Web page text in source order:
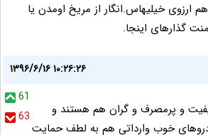
ارزوی خیلیهاس.انگار از مریخ اومدن یا
گذارهای اینجا.
۱۳۹۶/۶/۱۶ ۱۰:۲۶:۲۶
61
63
و پرمصرف و گران هم هستند و
خوب وارداتی هم به لطف حمایت